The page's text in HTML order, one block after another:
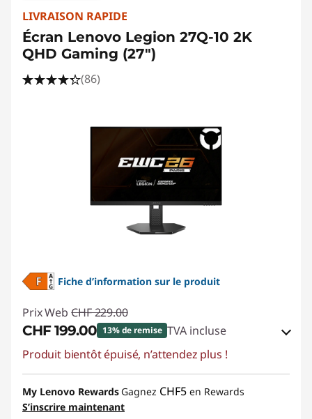
LIVRAISON RAPIDE
Écran Lenovo Legion 27Q-10 2K
QHD Gaming (27")
(86)
Fiche d’information sur le produit
Prix Web CHF 229.00
CHF 199.00 13% de remise TVA incluse
Bons de réduction en ligne :-CHF 30.00
Code de réduction :SALES
Produit bientôt épuisé, n’attendez plus !
My Lenovo Rewards Gagnez CHF5 en Rewards
S’inscrire maintenant